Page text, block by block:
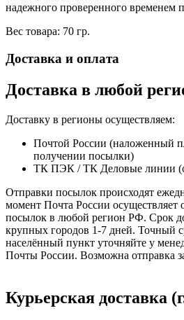
надежного проверенного временем
Вес товара: 70 гр.
Доставка и оплата
Доставка в любой
Доставку в регионы осуществляем:
Почтой России (наложенный
получении посылки)
ТК ПЭК / ТК Деловые линии (с
Отправки посылок происходят
момент Почта России осуществляет
посылок в любой регион РФ. Срок
крупных городов 1-7 дней. Точный
населённый пункт уточняйте у
Почты России. Возможна отправка
Курьерская